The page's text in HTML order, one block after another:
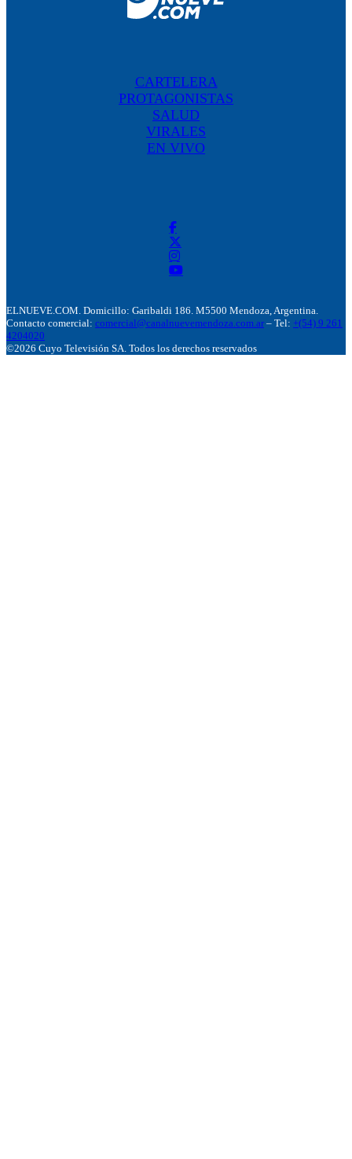
CARTELERA
PROTAGONISTAS
SALUD
VIRALES
EN VIVO
ELNUEVE.COM. Domicillo: Garibaldi 186. M5500 Mendoza, Argentina.
Contacto comercial: comercial@canalnuevemendoza.com.ar – Tel: +(54) 9 261
4204020
©2026 Cuyo Televisión SA. Todos los derechos reservados